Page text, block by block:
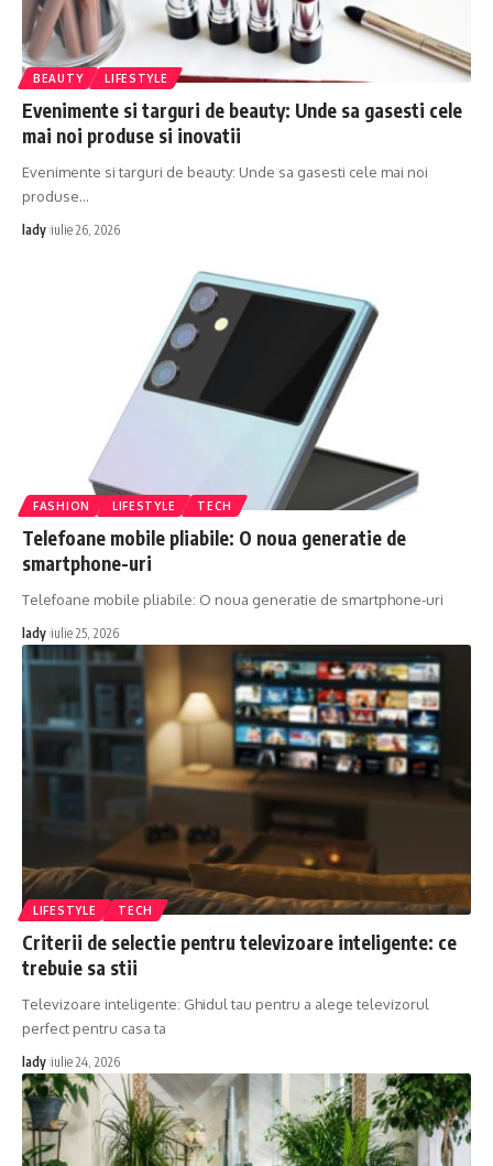
BEAUTY LIFESTYLE
Evenimente si targuri de beauty: Unde sa gasesti cele
mai noi produse si inovatii
Evenimente si targuri de beauty: Unde sa gasesti cele mai noi
produse…
lady iulie 26, 2026
FASHION LIFESTYLE TECH
Telefoane mobile pliabile: O noua generatie de
smartphone-uri
Telefoane mobile pliabile: O noua generatie de smartphone-uri
lady iulie 25, 2026
LIFESTYLE TECH
Criterii de selectie pentru televizoare inteligente: ce
trebuie sa stii
Televizoare inteligente: Ghidul tau pentru a alege televizorul
perfect pentru casa ta
lady iulie 24, 2026